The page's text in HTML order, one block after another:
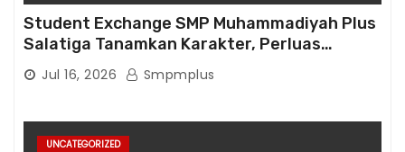
Student Exchange SMP Muhammadiyah Plus
Salatiga Tanamkan Karakter, Perluas
Wawasan, dan Tumbuhkan Semangat
Berprestasi
Jul 16, 2026 Smpmplus
UNCATEGORIZED